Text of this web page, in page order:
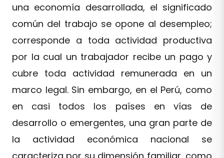
una economía desarrollada, el significado
común del trabajo se opone al desempleo;
corresponde a toda actividad productiva
por la cual un trabajador recibe un pago y
cubre toda actividad remunerada en un
marco legal. Sin embargo, en el Perú, como
en casi todos los países en vías de
desarrollo o emergentes, una gran parte de
la actividad económica nacional se